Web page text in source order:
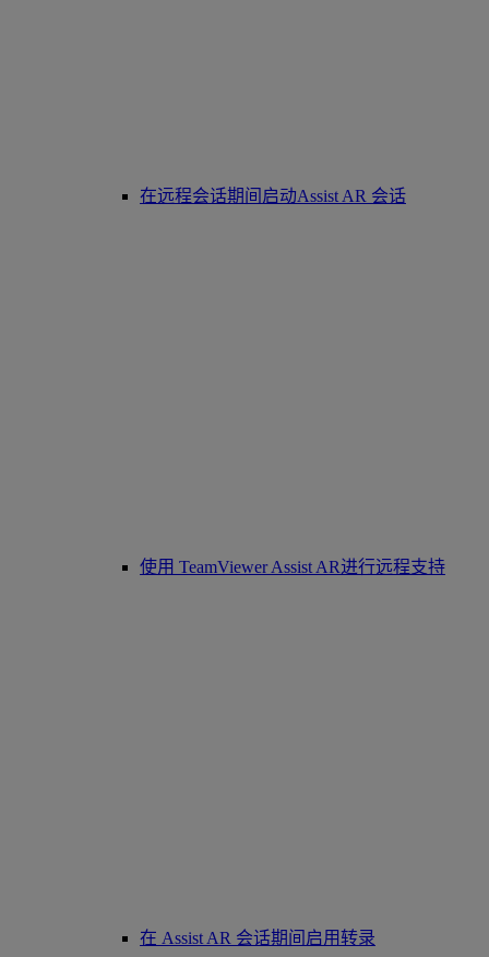
在远程会话期间启动Assist AR 会话
使用 TeamViewer Assist AR进行远程支持
在 Assist AR 会话期间启用转录